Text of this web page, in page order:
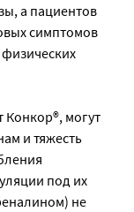
а пациентов
симптомов
могут
и тяжесть
под их
не